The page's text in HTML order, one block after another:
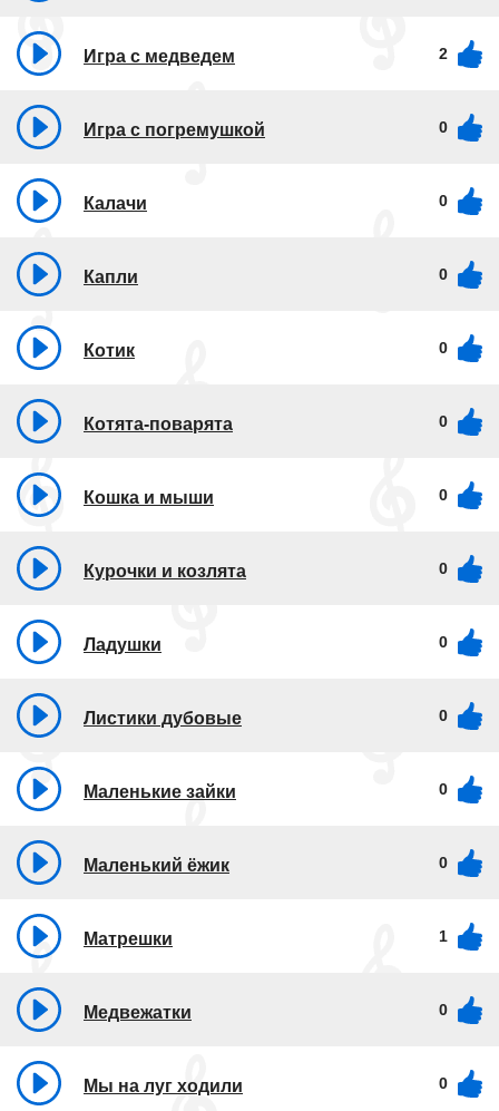
Игра с медведем 2
Игра с погремушкой 0
Калачи 0
Капли 0
Котик 0
Котята-поварята 0
Кошка и мыши 0
Курочки и козлята 0
Ладушки 0
Листики дубовые 0
Маленькие зайки 0
Маленький ёжик 0
Матрешки 1
Медвежатки 0
Мы на луг ходили 0